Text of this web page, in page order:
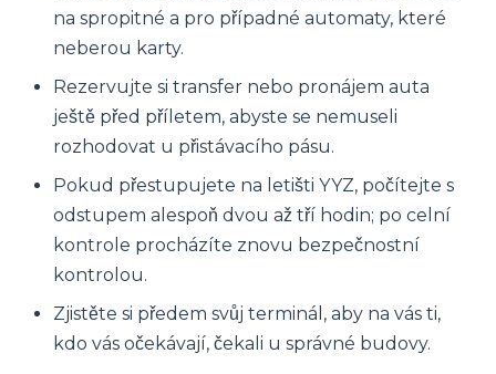
na spropitné a pro případné automaty, které
neberou karty.
Rezervujte si transfer nebo pronájem auta
ještě před příletem, abyste se nemuseli
rozhodovat u přistávacího pásu.
Pokud přestupujete na letišti YYZ, počítejte s
odstupem alespoň dvou až tří hodin; po celní
kontrole procházíte znovu bezpečnostní
kontrolou.
Zjistěte si předem svůj terminál, aby na vás ti,
kdo vás očekávají, čekali u správné budovy.